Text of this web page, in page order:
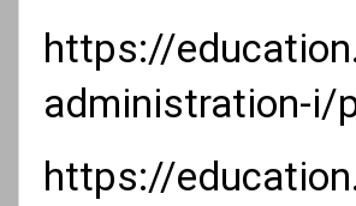
https://
administration-i/
https://